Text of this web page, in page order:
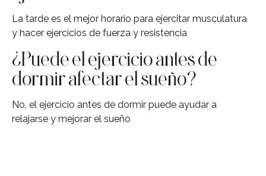
La tarde es el mejor horario para ejercitar musculatura
y hacer ejercicios de fuerza y resistencia
¿Puede el ejercicio antes de
dormir afectar el sueño?
No, el ejercicio antes de dormir puede ayudar a
relajarse y mejorar el sueño